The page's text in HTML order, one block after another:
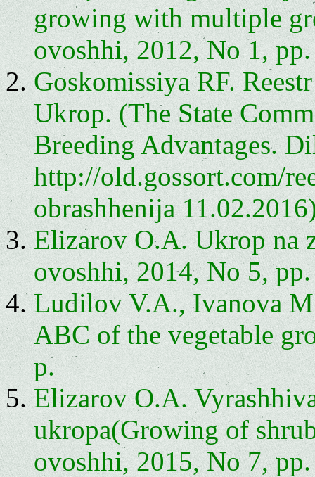
growing with multiple
ovoshhi, 2012, No 1,
Goskomissiya RF.
Ukrop. (The State
Breeding Advantages.
http://old.gossort.com/
obrashhenija
Elizarov O.A. Ukrop na
ovoshhi, 2014, No 5,
Ludilov V.A., Ivanova
ABC of the vegetable
p.
Elizarov O.A.
ukropa(Growing of
ovoshhi, 2015, No 7,